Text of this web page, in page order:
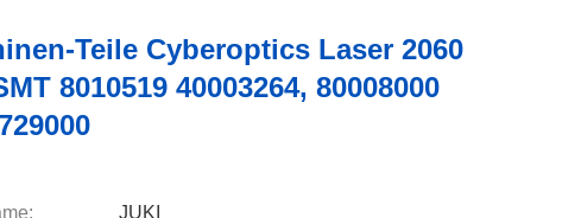
Teile Cyberoptics Laser 2060
8010519 40003264, 80008000
JUKI